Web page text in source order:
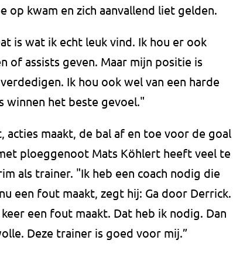
op kwam en zich aanvallend liet gelden.
is wat ik echt leuk vind. Ik hou er ook
of assists geven. Maar mijn positie is
Ik hou ook wel van een harde
winnen het beste gevoel."
maakt, de bal af en toe voor de goal
ploeggenoot Mats Köhlert heeft veel te
als trainer. "Ik heb een coach nodig die
een fout maakt, zegt hij: Ga door Derrick.
een fout maakt. Dat heb ik nodig. Dan
Deze trainer is goed voor mij.”